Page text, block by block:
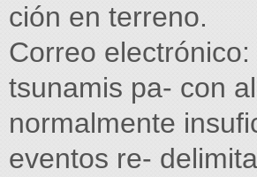
ción en terreno.
Correo electrónico:
tsunamis pa- con
normalmente
eventos re-